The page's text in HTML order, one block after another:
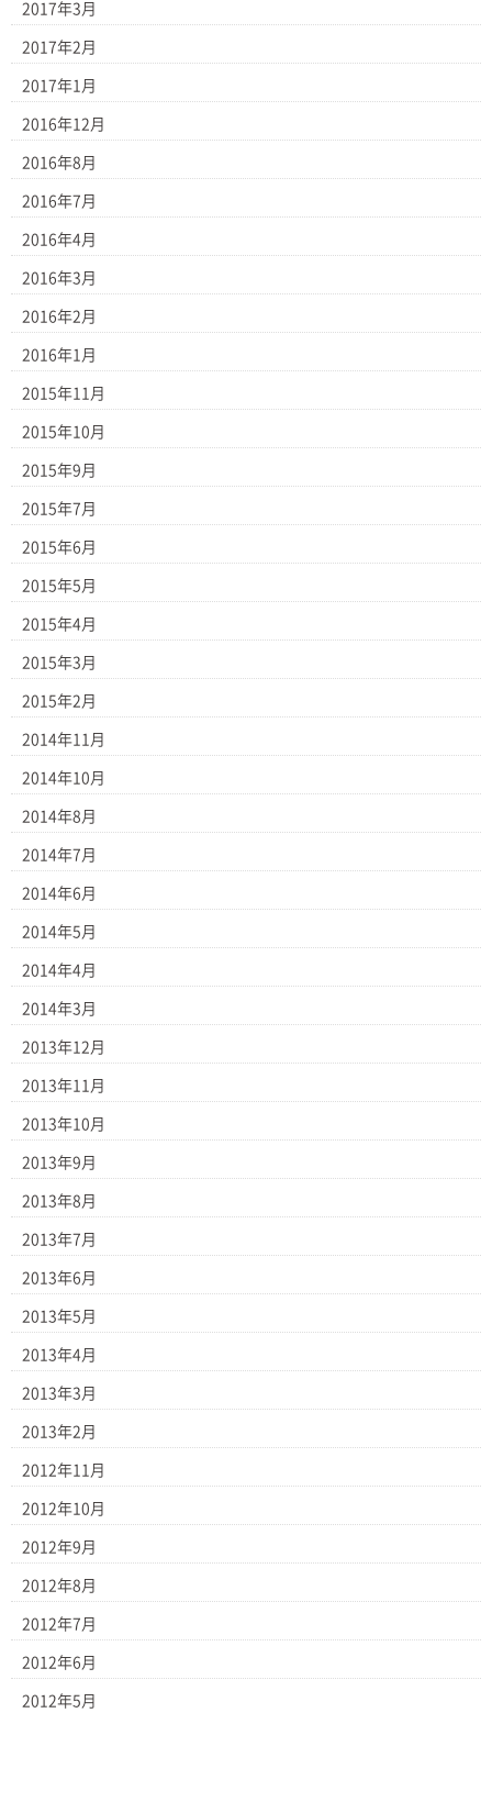
2017年3月
2017年2月
2017年1月
2016年12月
2016年8月
2016年7月
2016年4月
2016年3月
2016年2月
2016年1月
2015年11月
2015年10月
2015年9月
2015年7月
2015年6月
2015年5月
2015年4月
2015年3月
2015年2月
2014年11月
2014年10月
2014年8月
2014年7月
2014年6月
2014年5月
2014年4月
2014年3月
2013年12月
2013年11月
2013年10月
2013年9月
2013年8月
2013年7月
2013年6月
2013年5月
2013年4月
2013年3月
2013年2月
2012年11月
2012年10月
2012年9月
2012年8月
2012年7月
2012年6月
2012年5月